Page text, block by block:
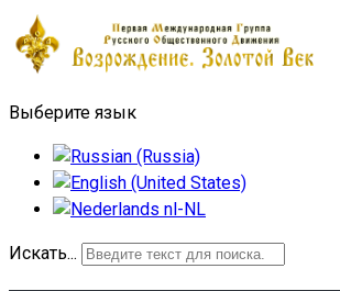
Выберите язык
Искать...